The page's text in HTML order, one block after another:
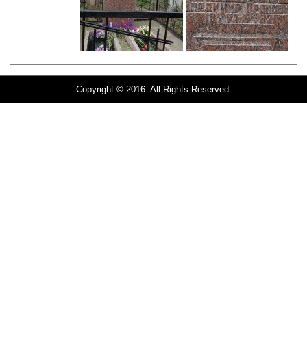
Copyright © 2016. All Rights Reserved.